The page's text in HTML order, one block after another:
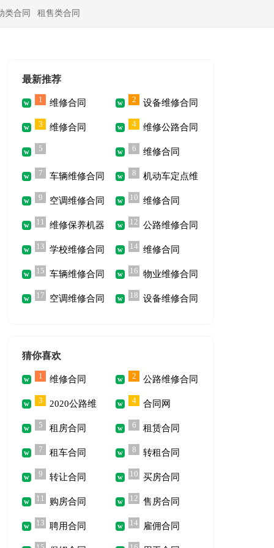
类合同 租售类合同
最新推荐
1 维修合同 2 设备维修合同
3 维修合同 4 维修公路合同
5 6 维修合同
7 车辆维修合同 8 机动车定点维
修合同书
9 空调维修合同 10 维修合同
11 维修保养机器
合同
12 公路维修合同
13 学校维修合同 14 维修合同
15 车辆维修合同 16 物业维修合同
17 空调维修合同 18 设备维修合同
猜你喜欢
1 维修合同 2 公路维修合同
3 2020公路维
修合同
4 合同网
5 租房合同 6 租赁合同
7 租车合同 8 转租合同
9 转让合同 10 买房合同
11 购房合同 12 售房合同
13 聘用合同 14 雇佣合同